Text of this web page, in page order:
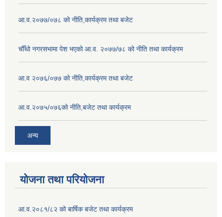
आ.व.२०७७/०७८ को नीति,कार्यक्रम तथा बजेट
चौँथो नगरसभामा पेश भएको आ.व. २०७७/७८ को नीति तथा कार्यक्रम
आ.व २०७६/०७७ को नीति,कार्यक्रम तथा बजेट
आ.व.२०७५/०७६को नीति,बजेट तथा कार्यक्रम
अन्य
योजना तथा परियोजना
आ.व.२०८१/८२ को बार्षिक बजेट तथा कार्यक्रम